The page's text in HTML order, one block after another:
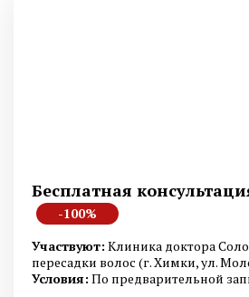
Бесплатная
-100%
Участвуют: Клиника доктора
пересадки волос (г. Химки, ул.
Условия: По предварительной